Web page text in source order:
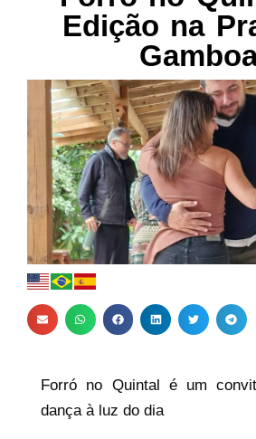
Edição na
Forró no Quintal é um
dança à luz do dia